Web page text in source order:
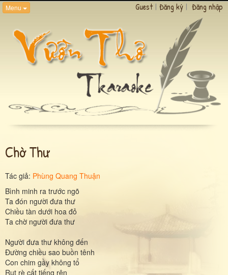
Menu Guest | Đăng ký | Đăng nhập
Chờ Thư
Tác giả: Phùng Quang Thuận
Bình minh ra trước ngõ
Ta đón người đưa thư
Chiều tàn dưới hoa đỏ
Ta chờ người đưa thư
Người đưa thư không đến
Đường chiều sao buồn tênh
Con chim gầy không tổ
Rụt rè cất tiếng rên